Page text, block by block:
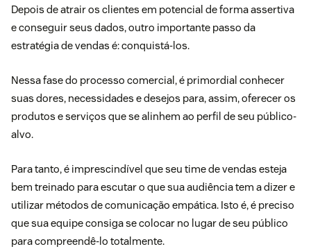
Depois de atrair os clientes em potencial de forma assertiva
e conseguir seus dados, outro importante passo da
estratégia de vendas é: conquistá-los.
Nessa fase do processo comercial , é primordial conhecer
suas dores, necessidades e desejos para, assim, oferecer os
produtos e serviços que se alinhem ao perfil de seu público-
alvo.
Para tanto, é imprescindível que seu time de vendas esteja
bem treinado para escutar o que sua audiência tem a dizer e
utilizar métodos decomunicação empática. Isto é, é preciso
que sua equipe consiga se colocar no lugar de seu público
para compreendê-lo totalmente.